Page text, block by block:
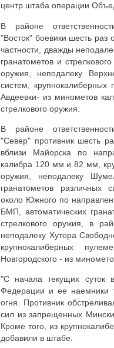
центр штаба операции
В районе
"Восток" боевики шесть
частности, дважды
гранатометов и
оружия, неподалеку
систем, крупнокалиберных
Авдеевки- из минометов
стрелкового оружия.
В районе
"Север" противник шесть
вблизи Майорска по
калибра 120 мм и 82 мм,
оружия, неподалеку
гранатометов различных
около Южного по
БМП, автоматических
стрелкового оружия, в
неподалеку Хутора
крупнокалиберных
Новгородского - из
"С начала текущих суток
Федерации и ее наемники
огня. Противник
сил из запрещенных
Кроме того, из
добавили в штабе.